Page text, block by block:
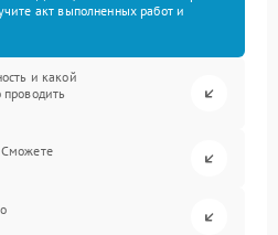
акт выполненных работ и
и какой